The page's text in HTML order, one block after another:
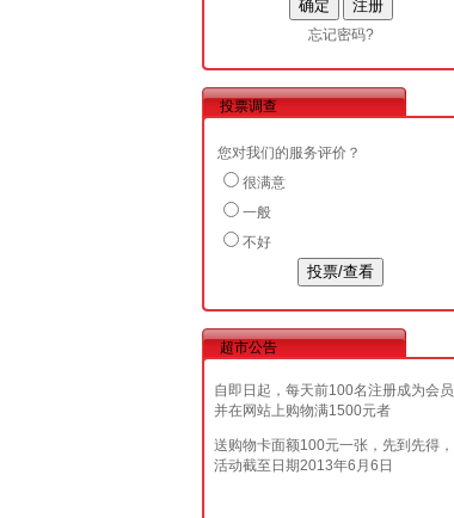
忘记密码?
投票调查
您对我们的服务评价？
很满意
一般
不好
超市公告
自即日起，每天前100名注册成为会员
并在网站上购物满1500元者
送购物卡面额100元一张，先到先得，
活动截至日期2013年6月6日